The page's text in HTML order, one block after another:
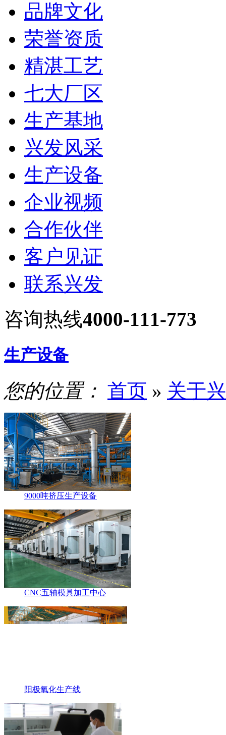
品牌文化
荣誉资质
精湛工艺
七大厂区
生产基地
兴发风采
生产设备
企业视频
合作伙伴
客户见证
联系兴发
咨询热线4000-111-773
生产设备
您的位置： 首页 » 关于
9000吨挤压生产设备
CNC五轴模具加工中心
阳极氧化生产线